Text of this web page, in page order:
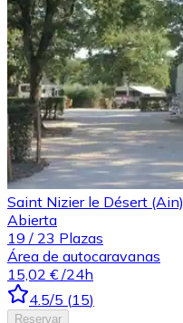
Saint Nizier le Désert (Ain)
Abierta
19 / 23 Plazas
Área de autocaravanas
15,02 € /24h
4.5/5 (15)
Reservar